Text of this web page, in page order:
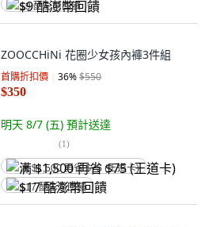
$9 酷澎幣回饋
ZOOCCHiNi 花圈少女孩內褲3件組
首購折扣價 36%$550
$350
明天 8/7 (五) 預計送達
(1)
满 $1,500 再省 $75 (王道卡)
$17 酷澎幣回饋